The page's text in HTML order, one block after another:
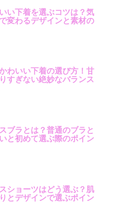
い下着を選ぶコツは？気
変わるデザインと素材の
わいい下着の選び方！甘
すぎない絶妙なバランス
ブラとは？普通のブラと
と初めて選ぶ際のポイン
ショーツはどう選ぶ？肌
とデザインで選ぶポイン